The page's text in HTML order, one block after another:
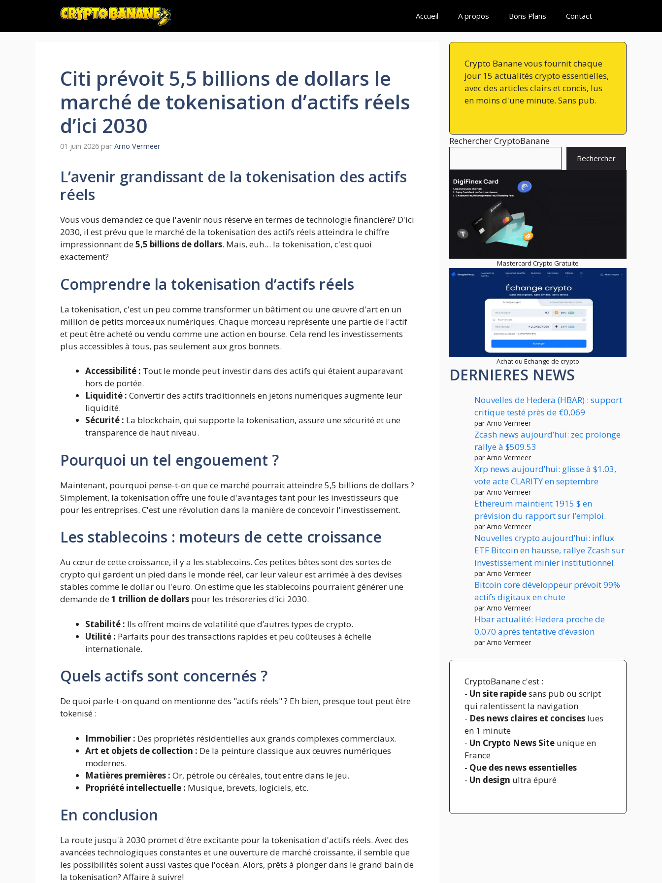
contenu
Accueil A propos Bons Plans Contact
Citi prévoit 5,5 billions de dollars le
marché de tokenisation d’actifs réels
d’ici 2030
01 juin 2026 par Arno Vermeer
L’avenir grandissant de la tokenisation des actifs
réels
Vous vous demandez ce que l'avenir nous réserve en termes de technologie financière? D'ici
2030, il est prévu que le marché de la tokenisation des actifs réels atteindra le chiffre
impressionnant de5,5 billions de dollars. Mais, euh… la tokenisation, c'est quoi
exactement?
Comprendre la tokenisation d’actifs réels
La tokenisation, c'est un peu comme transformer un bâtiment ou une œuvre d'art en un
million de petits morceaux numériques. Chaque morceau représente une partie de l'actif
et peut être acheté ou vendu comme une action en bourse. Cela rend les investissements
plus accessibles à tous, pas seulement aux gros bonnets.
Accessibilité : Tout le monde peut investir dans des actifs qui étaient auparavant
hors de portée.
Liquidité : Convertir des actifs traditionnels en jetons numériques augmente leur
liquidité.
Sécurité : La blockchain, qui supporte la tokenisation, assure une sécurité et une
transparence de haut niveau.
Pourquoi un tel engouement ?
Maintenant, pourquoi pense-t-on que ce marché pourrait atteindre 5,5 billions de dollars ?
Simplement, la tokenisation offre une foule d'avantages tant pour les investisseurs que
pour les entreprises. C'est une révolution dans la manière de concevoir l'investissement.
Les stablecoins : moteurs de cette croissance
Au cœur de cette croissance, il y a les stablecoins. Ces petites bêtes sont des sortes de
crypto qui gardent un pied dans le monde réel, car leur valeur est arrimée à des devises
stables comme le dollar ou l'euro. On estime que les stablecoins pourraient générer une
demande de1 trillion de dollars pour les trésoreries d'ici 2030.
Stabilité : Ils offrent moins de volatilité que d’autres types de crypto.
Utilité : Parfaits pour des transactions rapides et peu coûteuses à échelle
internationale.
Quels actifs sont concernés ?
De quoi parle-t-on quand on mentionne des "actifs réels" ? Eh bien, presque tout peut être
tokenisé :
Immobilier : Des propriétés résidentielles aux grands complexes commerciaux.
Art et objets de collection : De la peinture classique aux œuvres numériques
modernes.
Matières premières : Or, pétrole ou céréales, tout entre dans le jeu.
Propriété intellectuelle : Musique, brevets, logiciels, etc.
En conclusion
La route jusqu'à 2030 promet d'être excitante pour la tokenisation d'actifs réels. Avec des
avancées technologiques constantes et une ouverture de marché croissante, il semble que
les possibilités soient aussi vastes que l'océan. Alors, prêts à plonger dans le grand bain de
la tokenisation? Affaire à suivre!
Crypto Banane vous fournit chaque
jour 15 actualités crypto essentielles,
avec des articles clairs et concis, lus
en moins d'une minute. Sans pub.
Rechercher CryptoBanane
Rechercher
Mastercard Crypto Gratuite
Achat ou Echange de crypto
DERNIERES NEWS
Nouvelles de Hedera (HBAR) : support
critique testé près de €0,069
par Arno Vermeer
Zcash news aujourd’hui: zec prolonge
rallye à $509.53
par Arno Vermeer
Xrp news aujourd’hui: glisse à $1.03,
vote acte CLARITY en septembre
par Arno Vermeer
Ethereum maintient 1915 $ en
prévision du rapport sur l’emploi.
par Arno Vermeer
Nouvelles crypto aujourd’hui: influx
ETF Bitcoin en hausse, rallye Zcash sur
investissement minier institutionnel.
par Arno Vermeer
Bitcoin core développeur prévoit 99%
actifs digitaux en chute
par Arno Vermeer
Hbar actualité: Hedera proche de
0,070 après tentative d’évasion
par Arno Vermeer
CryptoBanane c'est :
- Un site rapidesans pub ou script
qui ralentissent la navigation
- Des news claires et concises lues
en 1 minute
- Un Crypto News Site unique en
France
- Que des news essentielles
- Un design ultra épuré